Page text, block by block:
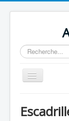
Rechercher
Basculer
la
Chronologie